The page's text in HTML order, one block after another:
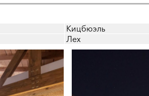
Кицбюэль
Лех